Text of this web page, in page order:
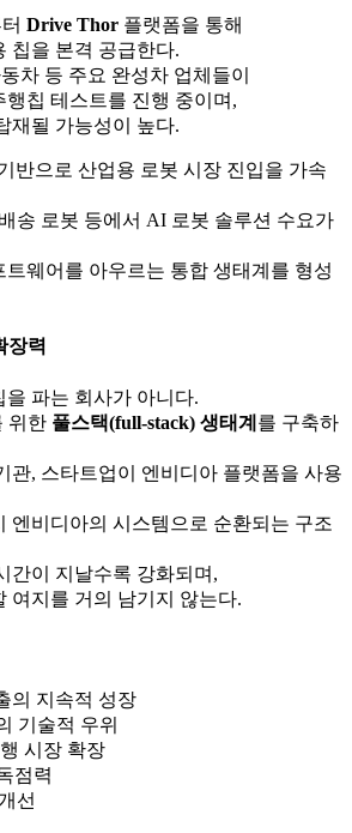
Drive Thor 플랫폼을 통해
칩을 본격 공급한다.
차 등 주요 완성차 업체들이
칩 테스트를 진행 중이며,
재될 가능성이 높다.
반으로 산업용 로봇 시장 진입을 가속
송 로봇 등에서 AI 로봇 솔루션 수요가
트웨어를 아우르는 통합 생태계를 형성
장력
파는 회사가 아니다.
위한 풀스택(full-stack) 생태계 를 구축하
관, 스타트업이 엔비디아 플랫폼을 사용
엔비디아의 시스템으로 순환되는 구조
간이 지날수록 강화되며,
여지를 거의 남기지 않는다.
의 지속적 성장
기술적 우위
시장 확장
점력
선